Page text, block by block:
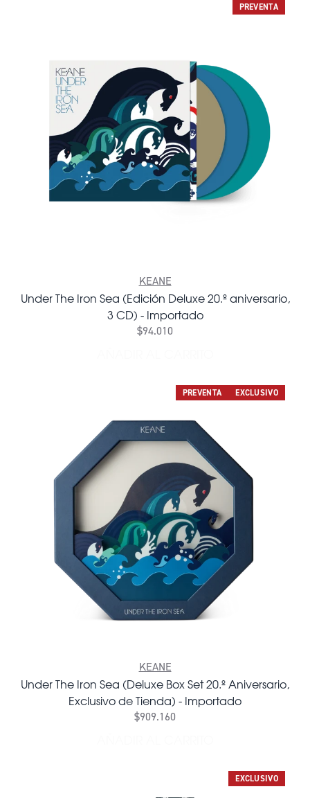
PREVENTA
KEANE
Under The Iron Sea (Edición Deluxe 20.º aniversario,
3 CD) - Importado
$94.010
PREVENTA EXCLUSIVO
KEANE
Under The Iron Sea (Deluxe Box Set 20.º Aniversario,
Exclusivo de Tienda) - Importado
$909.160
EXCLUSIVO